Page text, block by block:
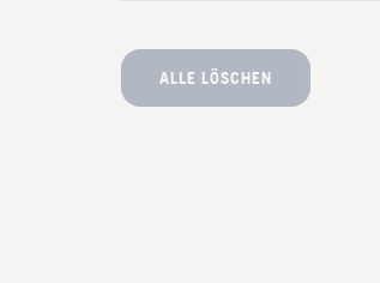
ALLE LÖSCHEN